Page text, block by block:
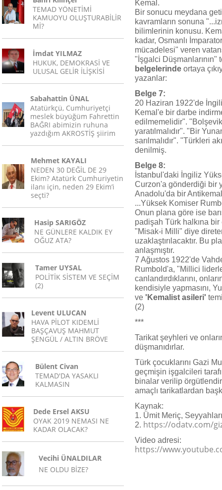
TEMAD YÖNETİMİ
KAMUOYU OLUŞTURABİLİR
Mİ?
İmdat YILMAZ
HUKUK, DEMOKRASİ VE
ULUSAL GELİR İLİŞKİSİ
Sabahattin ÜNAL
Atatürkçü, Cumhuriyetçi
meslek büyüğüm Fahrettin
BAĞRI abimizin ruhuna
yazdığım AKROSTİŞ şiirim
Mehmet KAYALI
NEDEN 30 DEĞİL DE 29
Ekim? Atatürk Cumhuriyetin
ilanı için, neden 29 Ekim’i
seçti?
Hasip SARIGÖZ
NE GÜNLERE KALDIK EY
OĞUZ ATA?
Tamer UYSAL
POLİTİK SİSTEM VE SEÇİM
(2)
Levent ULUCAN
HAVA PİLOT KIDEMLİ
BAŞÇAVUŞ MAHMUT
ŞENGÜL / ALTIN BRÖVE
Bülent Civan
TEMAD'DA YASAKLI
KALMASIN
Dede Ersel AKSU
OYAK 2019 NEMASI NE
KADAR OLACAK?
Vecihi ÜNALDILAR
NE OLDU BİZE?
Kemal.
Bir sonucu meydana
kavramların sonuna
bilimlerinin konusu.
kadar, Osmanlı
mücadelesi" veren
"İşgalci Düşmanlarının"
belgelerinde ortaya
yazanlar:
Belge 7:
20 Haziran 1922'de
Kemal'e bir darbe
edilmemelidir".
yaratılmalıdır". "Bir
sarılmalıdır". "Türkleri
denilmiş.
Belge 8:
İstanbul'daki İngiliz
Curzon'a gönderdiği bir
Anadolu'da bir
...Yüksek Komiser
Onun plana göre ise
padişah Türk halkına
"Misak-i Milli" diye
uzaklaştırılacaktır. Bu
anlaşmıştır.
7 Ağustos 1922'de
Rumbold'a, "Millici
canlandırdıklarını,
kendisiyle yapmasını,
ve 'Kemalist asileri'
(2)
***
Tarikat şeyhleri ve
düşmanıdırlar.
Türk çocuklarını Gazi
geçmişin işgalcileri
binalar verilip
amaçlı tarikatlardan
Kaynak:
1. Ümit Meriç,
2. https://odatv.com/
Video adresi:
https://